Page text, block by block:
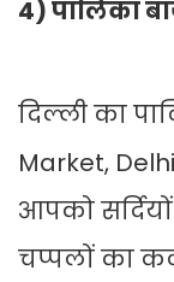
4) पालिका
दिल्ली का
Market,
आपको
चप्पलों का